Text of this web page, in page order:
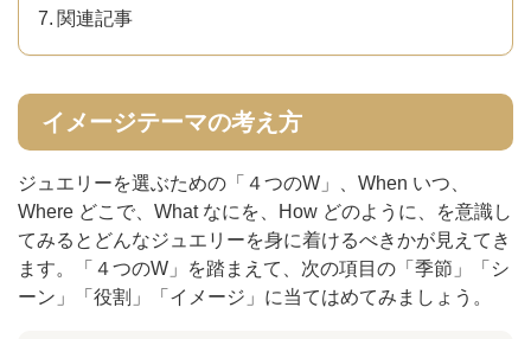
関連記事
イメージテーマの考え方
ジュエリーを選ぶための「４つのW」、When いつ、
Where どこで、What なにを、How どのように、を意識し
てみるとどんなジュエリーを身に着けるべきかが見えてき
ます。「４つのW」を踏まえて、次の項目の「季節」「シ
ーン」「役割」「イメージ」に当てはめてみましょう。